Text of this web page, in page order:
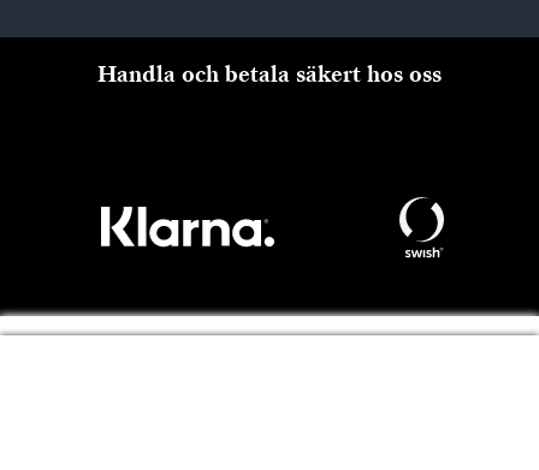
Handla och betala säkert hos oss